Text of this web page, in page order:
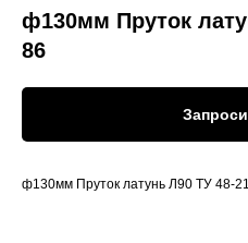
ф130мм Пруток
86
ф130мм Пруток латунь Л90 ТУ 48-